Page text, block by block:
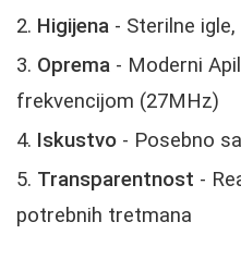
Higijena - Sterilne
Oprema - Moderni
frekvencijom (27MHz)
Iskustvo - Posebno
Transparentnost -
potrebnih tretmana